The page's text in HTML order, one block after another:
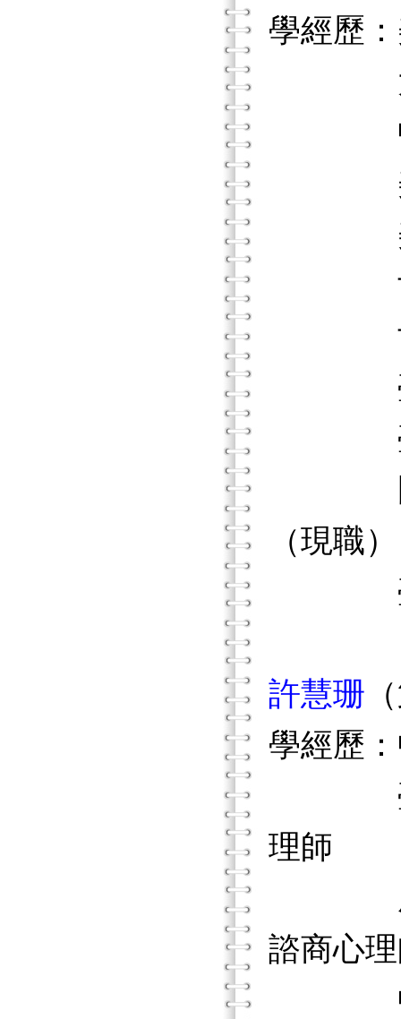
學經歷
大學
中華
美國
美國
世新
世新
臺北
臺北
（現職）
臺北
許慧珊
學經歷
臺北
理師
康寧
諮商心
中國